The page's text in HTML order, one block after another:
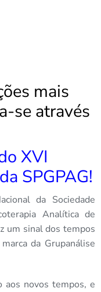
mais
se através
XVI
SPGPAG!
da Sociedade
Analítica de
um sinal dos tempos
da Grupanálise
aos novos tempos, e